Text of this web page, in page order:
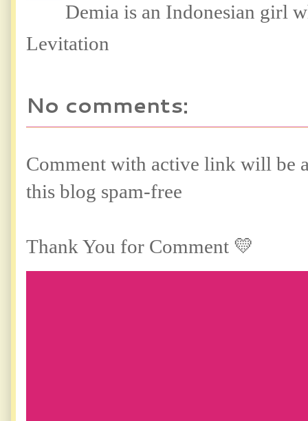
Demia is an Indonesian girl
Levitation
No comments:
Comment with active link will be
this blog spam-free
Thank You for Comment 💛